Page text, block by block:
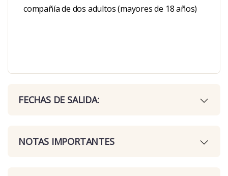
compañía de dos adultos (mayores de 18 años)
FECHAS DE SALIDA:
NOTAS IMPORTANTES